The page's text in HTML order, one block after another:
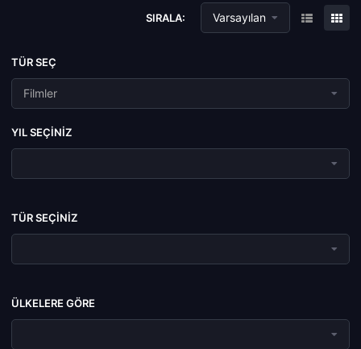
SIRALA: Varsayılan
TÜR SEÇ
Filmler
YIL SEÇINIZ
TÜR SEÇINIZ
ÜLKELERE GÖRE